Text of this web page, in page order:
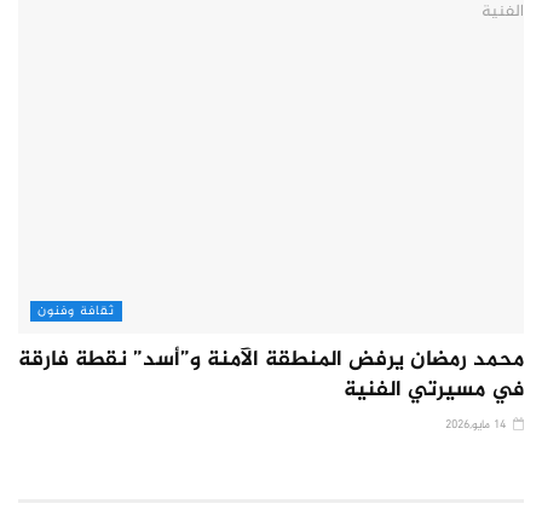
ثقافة وفنون
محمد رمضان يرفض المنطقة الآمنة و”أسد” نقطة فارقة
في مسيرتي الفنية
14 مايو,2026